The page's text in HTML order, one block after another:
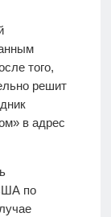
того,
решит
в адрес
по